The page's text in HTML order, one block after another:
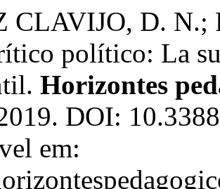
CLAVIJO, D. N.;
político: La
Horizontes
DOI:
em: